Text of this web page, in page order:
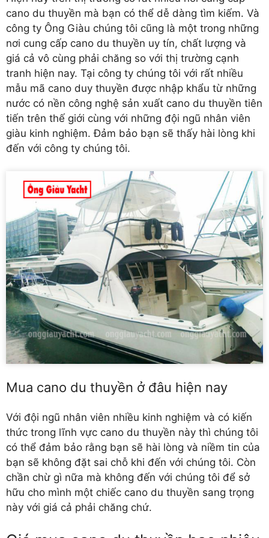
cano du thuyền mà bạn có thể dễ dàng tìm kiếm. Và
công ty Ông Giàu chúng tôi cũng là một trong những
nơi cung cấp cano du thuyền uy tín, chất lượng và
giá cả vô cùng phải chăng so với thị trường cạnh
tranh hiện nay. Tại công ty chúng tôi với rất nhiều
mẫu mã cano duy thuyền được nhập khẩu từ những
nước có nền công nghệ sản xuất cano du thuyền tiên
tiến trên thế giới cùng với những đội ngũ nhân viên
giàu kinh nghiệm. Đảm bảo bạn sẽ thấy hài lòng khi
đến với công ty chúng tôi.
Mua cano du thuyền ở đâu hiện nay
Với đội ngũ nhân viên nhiều kinh nghiệm và có kiến
thức trong lĩnh vực cano du thuyền này thì chúng tôi
có thể đảm bảo rằng bạn sẽ hài lòng và niềm tin của
bạn sẽ không đặt sai chỗ khi đến với chúng tôi. Còn
chần chừ gì nữa mà không đến với chúng tôi để sở
hữu cho mình một chiếc cano du thuyền sang trọng
này với giá cả phải chăng chứ.